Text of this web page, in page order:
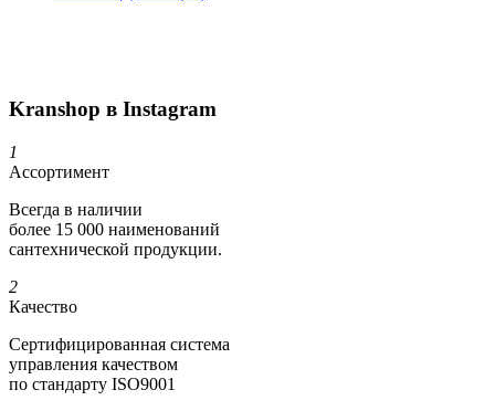
Kranshop в Instagram
1
Ассортимент
Всегда в наличии
более 15 000 наименований
сантехнической продукции.
2
Качество
Сертифициро­ванная система
управления качеством
по стандарту ISO9001